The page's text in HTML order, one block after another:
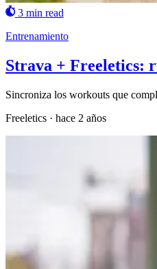
3 min read
Entrenamiento
Strava + Freeletics:
Sincroniza los workouts que
Freeletics · hace 2 años